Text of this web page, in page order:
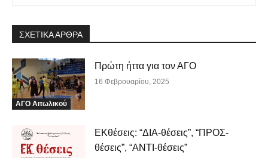
ΣΧΕΤΙΚΑ ΑΡΘΡΑ
ΑΓΟ Αιτωλικού
Πρώτη ήττα για τον ΑΓΟ
16 Φεβρουαρίου, 2025
ΕΚθέσεις: “ΔΙΑ-θέσεις”, “ΠΡΟΣ-
θέσεις”, “ΑΝΤΙ-θέσεις”